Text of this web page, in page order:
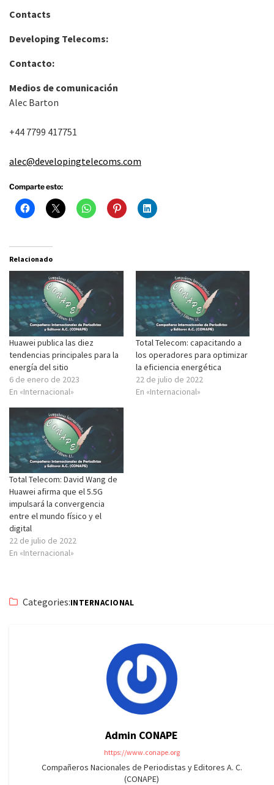
Contacts
Developing Telecoms:
Contacto:
Medios de comunicación
Alec Barton
+44 7799 417751
alec@developingtelecoms.com
Comparte esto:
Relacionado
Huawei publica las diez
tendencias principales para la
energía del sitio
6 de enero de 2023
En «Internacional»
Total Telecom: capacitando a
los operadores para optimizar
la eficiencia energética
22 de julio de 2022
En «Internacional»
Total Telecom: David Wang de
Huawei afirma que el 5.5G
impulsará la convergencia
entre el mundo físico y el
digital
22 de julio de 2022
En «Internacional»
Categories:INTERNACIONAL
Admin CONAPE
https://www.conape.org
Compañeros Nacionales de Periodistas y Editores A. C.
(CONAPE)